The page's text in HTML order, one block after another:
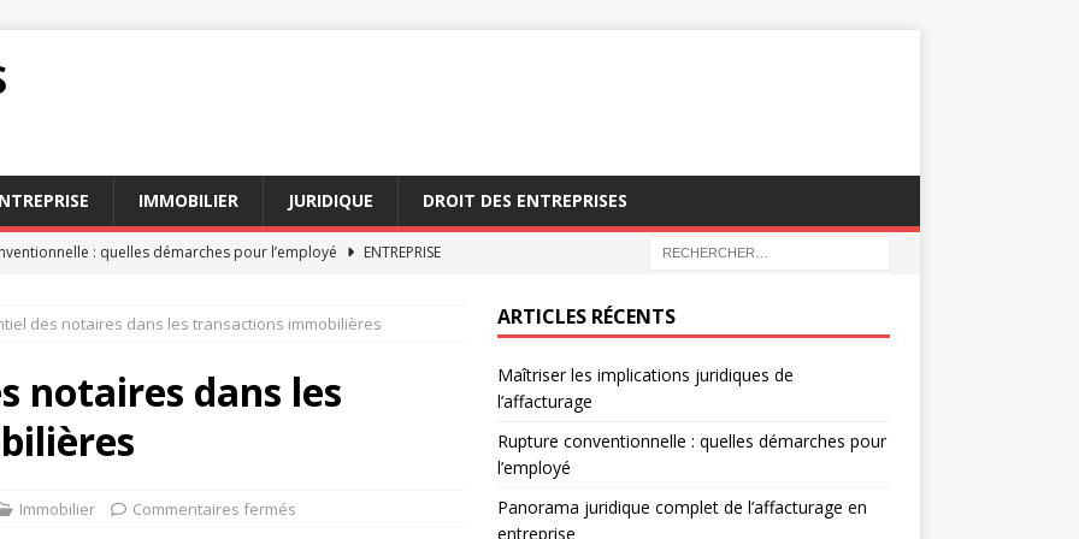
IMMOBILIER JURIDIQUE DROIT DES ENTREPRISES
: quelles démarches pour l’employé
ENTREPRISE
jeunes professionnels ont besoin d’un conseiller fiscal
implications juridiques de l’affacturage
des notaires dans les transactions immobilières
notaires dans les
Immobilier Commentaires fermés
ARTICLES RÉCENTS
Maîtriser les implications juridiques de
l’affacturage
Rupture conventionnelle : quelles démarches pour
l’employé
Panorama juridique complet de l’affacturage en
entreprise